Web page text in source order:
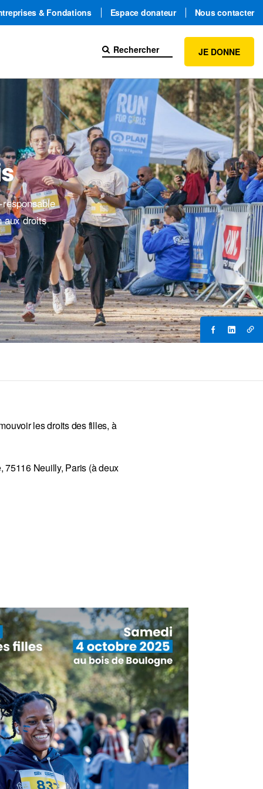
& Fondations Espace donateur Nous contacter
JE DONNE
aux droits
les droits des filles, à
75116 Neuilly, Paris (à deux